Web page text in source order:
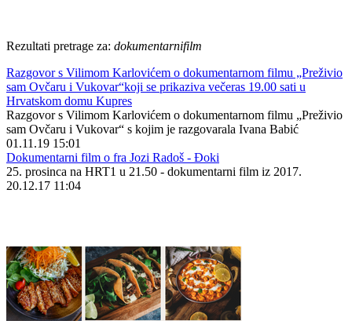
Rezultati pretrage za: dokumentarnifilm
Razgovor s Vilimom Karlovićem o dokumentarnom filmu „Preživio
sam Ovčaru i Vukovar“koji se prikaziva večeras 19.00 sati u
Hrvatskom domu Kupres
Razgovor s Vilimom Karlovićem o dokumentarnom filmu „Preživio
sam Ovčaru i Vukovar“ s kojim je razgovarala Ivana Babić
01.11.19 15:01
Dokumentarni film o fra Jozi Radoš - Đoki
25. prosinca na HRT1 u 21.50 - dokumentarni film iz 2017.
20.12.17 11:04